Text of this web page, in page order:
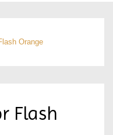
Orange
Flash